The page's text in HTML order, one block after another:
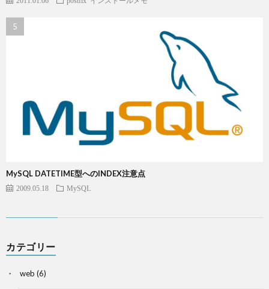
MySQL DATETIME型へのINDEX注意点
2009.05.18 MySQL
カテゴリー
web (6)